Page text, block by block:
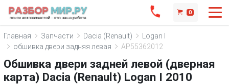
0
Главная Запчасти Dacia (Renault)
Logan I
обшивка двери задняя левая
AP55362012
Обшивка двери задней левой (дверная
карта) Dacia (Renault) Logan I 2010